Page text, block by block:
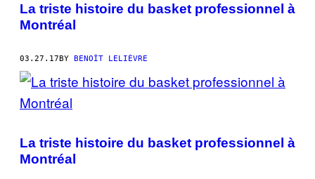
La triste histoire du basket professionnel à
Montréal
03.27.17BY BENOÎT LELIÈVRE
La triste histoire du basket professionnel à
Montréal